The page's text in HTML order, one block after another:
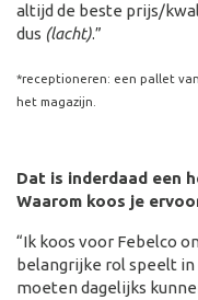
altijd de beste prijs/
dus (lacht).”
*receptioneren: een pallet
het magazijn.
Dat is inderdaad een
Waarom koos je
“Ik koos voor Febelco
belangrijke rol speelt
moeten dagelijks